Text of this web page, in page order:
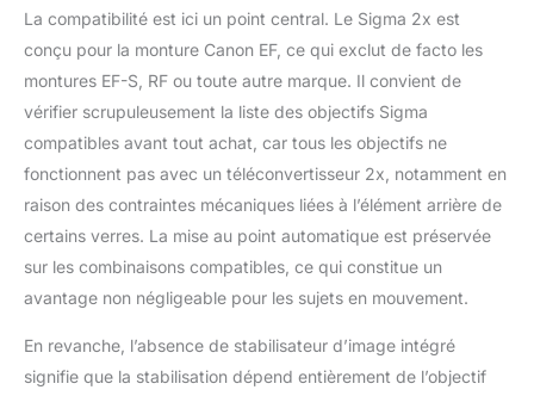
La compatibilité est ici un point central. Le Sigma 2x est
conçu pour la monture Canon EF, ce qui exclut de facto les
montures EF-S, RF ou toute autre marque. Il convient de
vérifier scrupuleusement la liste des objectifs Sigma
compatibles avant tout achat, car tous les objectifs ne
fonctionnent pas avec un téléconvertisseur 2x, notamment en
raison des contraintes mécaniques liées à l’élément arrière de
certains verres. La mise au point automatique est préservée
sur les combinaisons compatibles, ce qui constitue un
avantage non négligeable pour les sujets en mouvement.
En revanche, l’absence de stabilisateur d’image intégré
signifie que la stabilisation dépend entièrement de l’objectif